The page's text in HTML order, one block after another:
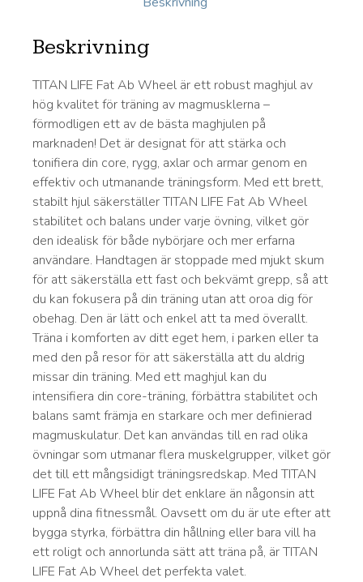
Beskrivning
TITAN LIFE Fat Ab Wheel är ett robust maghjul av
hög kvalitet för träning av magmusklerna –
förmodligen ett av de bästa maghjulen på
marknaden! Det är designat för att stärka och
tonifiera din core, rygg, axlar och armar genom en
effektiv och utmanande träningsform. Med ett brett,
stabilt hjul säkerställer TITAN LIFE Fat Ab Wheel
stabilitet och balans under varje övning, vilket gör
den idealisk för både nybörjare och mer erfarna
användare. Handtagen är stoppade med mjukt skum
för att säkerställa ett fast och bekvämt grepp, så att
du kan fokusera på din träning utan att oroa dig för
obehag. Den är lätt och enkel att ta med överallt.
Träna i komforten av ditt eget hem, i parken eller ta
med den på resor för att säkerställa att du aldrig
missar din träning. Med ett maghjul kan du
intensifiera din core-träning, förbättra stabilitet och
balans samt främja en starkare och mer definierad
magmuskulatur. Det kan användas till en rad olika
övningar som utmanar flera muskelgrupper, vilket gör
det till ett mångsidigt träningsredskap. Med TITAN
LIFE Fat Ab Wheel blir det enklare än någonsin att
uppnå dina fitnessmål. Oavsett om du är ute efter att
bygga styrka, förbättra din hållning eller bara vill ha
ett roligt och annorlunda sätt att träna på, är TITAN
LIFE Fat Ab Wheel det perfekta valet.